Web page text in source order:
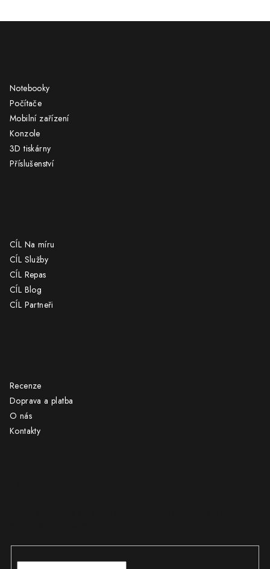
Notebooky
Počítače
Mobilní zařízení
Konzole
3D tiskárny
Příslušenství
CÍL Na míru
CÍL Služby
CÍL Repas
CÍL Blog
CÍL Partneři
Recenze
Doprava a platba
O nás
Kontakty